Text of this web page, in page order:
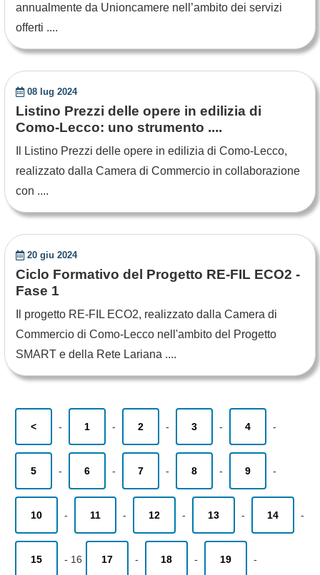
annualmente da Unioncamere nell’ambito dei servizi
offerti ....
08 lug 2024
Listino Prezzi delle opere in edilizia di
Como-Lecco: uno strumento ....
Il Listino Prezzi delle opere in edilizia di Como-Lecco,
realizzato dalla Camera di Commercio in collaborazione
con ....
20 giu 2024
Ciclo Formativo del Progetto RE-FIL ECO2 -
Fase 1
Il progetto RE-FIL ECO2, realizzato dalla Camera di
Commercio di Como-Lecco nell'ambito del Progetto
SMART e della Rete Lariana ....
< - 1 - 2 - 3 - 4 -
5 - 6 - 7 - 8 - 9 -
10 - 11 - 12 - 13 - 14 -
15 - 16 17 - 18 - 19 -